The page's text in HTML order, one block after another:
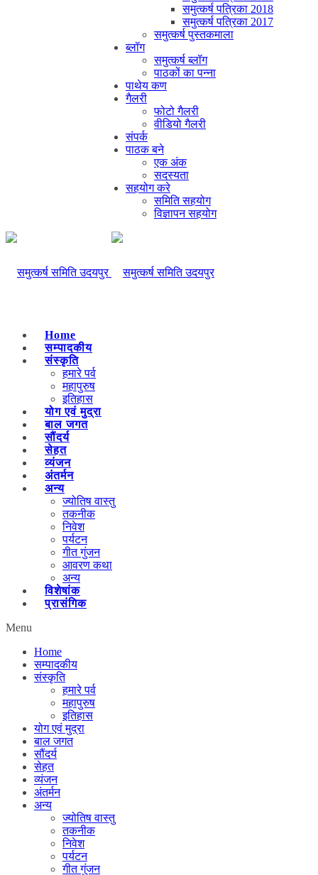
समुत्कर्ष पत्रिका 2018
समुत्कर्ष पत्रिका 2017
समुत्कर्ष पुस्तकमाला
ब्लॉग
समुत्कर्ष ब्लॉग
पाठकों का पन्ना
पाथेय कण
गैलरी
फोटो गैलरी
वीडियो गैलरी
संपर्क
पाठक बने
एक अंक
सदस्यता
सहयोग करे
समिति सहयोग
विज्ञापन सहयोग
Home
सम्पादकीय
संस्कृति
हमारे पर्व
महापुरुष
इतिहास
योग एवं मुद्रा
बाल जगत
सौंदर्य
सेहत
व्यंजन
अंतर्मन
अन्य
ज्योतिष वास्तु
तकनीक
निवेश
पर्यटन
गीत गुंजन
आवरण कथा
अन्य
विशेषांक
प्रासंगिक
Menu
Home
सम्पादकीय
संस्कृति
हमारे पर्व
महापुरुष
इतिहास
योग एवं मुद्रा
बाल जगत
सौंदर्य
सेहत
व्यंजन
अंतर्मन
अन्य
ज्योतिष वास्तु
तकनीक
निवेश
पर्यटन
गीत गुंजन